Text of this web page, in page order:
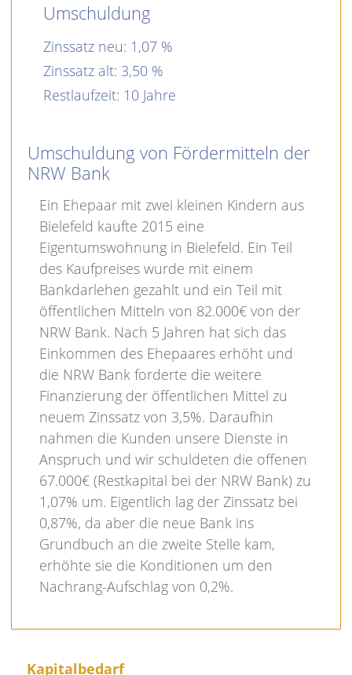
Umschuldung
Zinssatz neu: 1,07
Zinssatz alt: 3,50
Restlaufzeit: 10
Umschuldung von Fördermitteln der
NRW Bank
Ein Ehepaar mit zwei kleinen Kindern aus
Bielefeld kaufte 2015 eine
Eigentumswohnung in Bielefeld. Ein Teil
des Kaufpreises wurde mit einem
Bankdarlehen gezahlt und ein Teil mit
öffentlichen Mitteln von 82.000€ von der
NRW Bank. Nach 5 Jahren hat sich das
Einkommen des Ehepaares erhöht und
die NRW Bank forderte die weitere
Finanzierung der öffentlichen Mittel zu
neuem Zinssatz von 3,5%. Daraufhin
nahmen die Kunden unsere Dienste in
Anspruch und wir schuldeten die offenen
67.000€ (Restkapital bei der NRW Bank) zu
1,07% um. Eigentlich lag der Zinssatz bei
0,87%, da aber die neue Bank ins
Grundbuch an die zweite Stelle kam,
erhöhte sie die Konditionen um den
Nachrang-Aufschlag von 0,2%.
Kapitalbedarf